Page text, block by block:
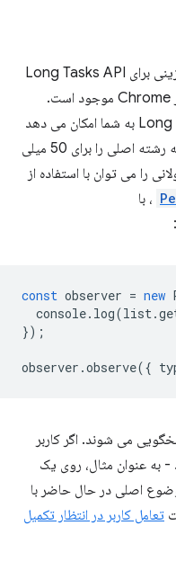
Long Animation Frames API جایگزینی برای Long Tasks API
است که مدتی است (از Chrome 58) در Chrome موجود است.
همانطور که از نامش پیداست، Long Task API به شما امکان می دهد
کارهای طولانی را نظارت کنید، کارهایی که رشته اصلی را برای 50 میلی
را می توان با استفاده از
، با
const observer = new
console. log(list.
});
observer .observe({
می شوند. اگر کاربر
به عنوان مثال، روی یک
اصلی در حال حاضر با
تعامل کاربر در انتظار تکمیل